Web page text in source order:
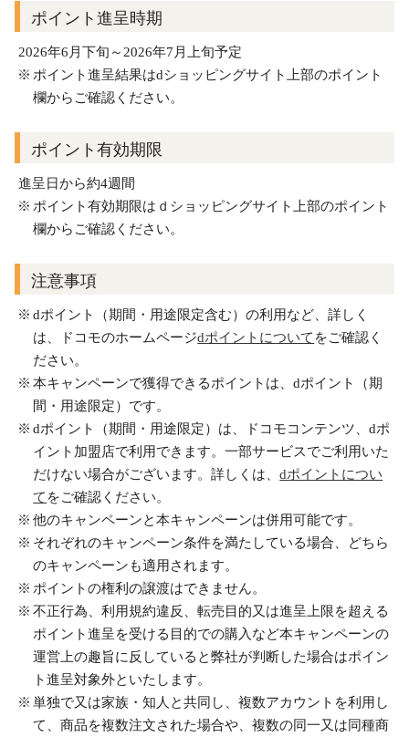
ポイント進呈時期
2026年6月下旬～2026年7月上旬予定
ポイント進呈結果はdショッピングサイト上部のポイント
欄からご確認ください。
ポイント有効期限
進呈日から約4週間
ポイント有効期限はｄショッピングサイト上部のポイント
欄からご確認ください。
注意事項
dポイント（期間・用途限定含む）の利用など、詳しく
は、ドコモのホームページdポイントについて をご確認く
ださい。
本キャンペーンで獲得できるポイントは、dポイント（期
間・用途限定）です。
dポイント（期間・用途限定）は、ドコモコンテンツ、dポ
イント加盟店で利用できます。一部サービスでご利用いた
だけない場合がございます。詳しくは、dポイントについ
て をご確認ください。
他のキャンペーンと本キャンペーンは併用可能です。
それぞれのキャンペーン条件を満たしている場合、どちら
のキャンペーンも適用されます。
ポイントの権利の譲渡はできません。
不正行為、利用規約違反、転売目的又は進呈上限を超える
ポイント進呈を受ける目的での購入など本キャンペーンの
運営上の趣旨に反していると弊社が判断した場合はポイン
ト進呈対象外といたします。
単独で又は家族・知人と共同し、複数アカウントを利用し
て、商品を複数注文された場合や、複数の同一又は同種商